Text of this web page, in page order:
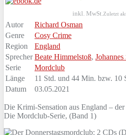
inkl. MwSt. Zuletzt
Autor
Richard Osman
Genre
Cosy Crime
Region
England
Sprecher Beate Himmelstoß, Johannes
Serie
Mordclub
Länge
11 Std. und 44 Min. bzw. 10
Datum
03.05.2021
Die Krimi-Sensation aus England –
Die Mordclub-Serie, (Band 1)